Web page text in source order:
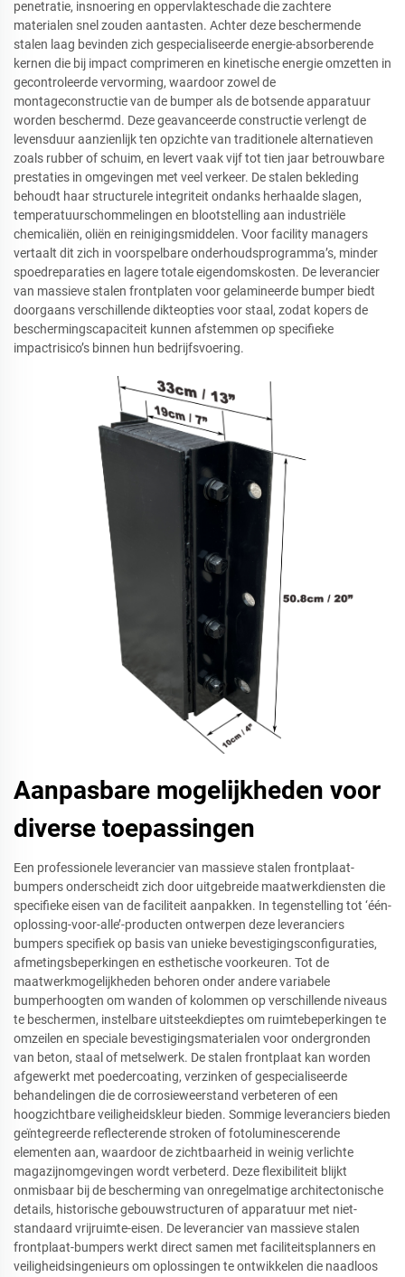
penetratie, insnoering en oppervlakteschade die zachtere
materialen snel zouden aantasten. Achter deze beschermende
stalen laag bevinden zich gespecialiseerde energie-absorberende
kernen die bij impact comprimeren en kinetische energie omzetten in
gecontroleerde vervorming, waardoor zowel de
montageconstructie van de bumper als de botsende apparatuur
worden beschermd. Deze geavanceerde constructie verlengt de
levensduur aanzienlijk ten opzichte van traditionele alternatieven
zoals rubber of schuim, en levert vaak vijf tot tien jaar betrouwbare
prestaties in omgevingen met veel verkeer. De stalen bekleding
behoudt haar structurele integriteit ondanks herhaalde slagen,
temperatuurschommelingen en blootstelling aan industriële
chemicaliën, oliën en reinigingsmiddelen. Voor facility managers
vertaalt dit zich in voorspelbare onderhoudsprogramma’s, minder
spoedreparaties en lagere totale eigendomskosten. De leverancier
van massieve stalen frontplaten voor gelamineerde bumper biedt
doorgaans verschillende dikteopties voor staal, zodat kopers de
beschermingscapaciteit kunnen afstemmen op specifieke
impactrisico’s binnen hun bedrijfsvoering.
Aanpasbare mogelijkheden voor
diverse toepassingen
Een professionele leverancier van massieve stalen frontplaat-
bumpers onderscheidt zich door uitgebreide maatwerkdiensten die
specifieke eisen van de faciliteit aanpakken. In tegenstelling tot ‘één-
oplossing-voor-alle’-producten ontwerpen deze leveranciers
bumpers specifiek op basis van unieke bevestigingsconfiguraties,
afmetingsbeperkingen en esthetische voorkeuren. Tot de
maatwerkmogelijkheden behoren onder andere variabele
bumperhoogten om wanden of kolommen op verschillende niveaus
te beschermen, instelbare uitsteekdieptes om ruimtebeperkingen te
omzeilen en speciale bevestigingsmaterialen voor ondergronden
van beton, staal of metselwerk. De stalen frontplaat kan worden
afgewerkt met poedercoating, verzinken of gespecialiseerde
behandelingen die de corrosieweerstand verbeteren of een
hoogzichtbare veiligheidskleur bieden. Sommige leveranciers bieden
geïntegreerde reflecterende stroken of fotoluminescerende
elementen aan, waardoor de zichtbaarheid in weinig verlichte
magazijnomgevingen wordt verbeterd. Deze flexibiliteit blijkt
onmisbaar bij de bescherming van onregelmatige architectonische
details, historische gebouwstructuren of apparatuur met niet-
standaard vrijruimte-eisen. De leverancier van massieve stalen
frontplaat-bumpers werkt direct samen met faciliteitsplanners en
veiligheidsingenieurs om oplossingen te ontwikkelen die naadloos